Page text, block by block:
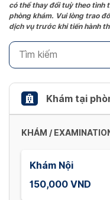
question
mark
to
keyboard
shortcuts
changing
có thể thay đổi tuỳ theo tình
phòng khám. Vui lòng trao
dịch vụ trước khi tiến hành
Khám tại
KHÁM /
Khám Nội
150,000 VND